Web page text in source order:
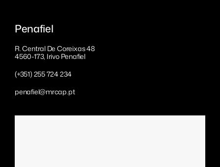
Penafiel
R. Central De Coreixas 48
4560-173, Irivo Penafiel
(+351) 255 724 234
penafiel@mrcap.pt